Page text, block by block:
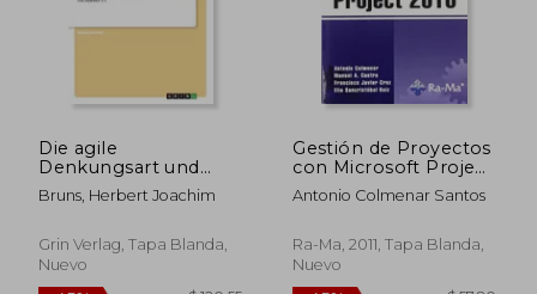
45%
dcto.
45%
dcto.
Die agile
Denkungsart und
HERMES 5.1:
Herleitung und
Untersuchung der
agilen Substanz von
Bruns, Herbert Joachim
Grin Verlag, Tapa Blanda,
Nuevo
Gestión de Proyectos
con Microsoft Project
2010
Antonio Colmenar Santos
Ra-Ma, 2011, Tapa Blanda,
Nuevo